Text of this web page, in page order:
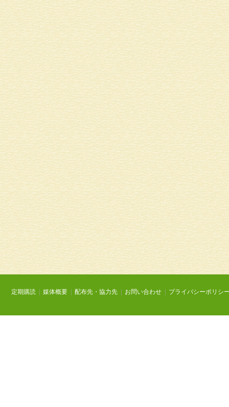
定期購読 媒体概要 配布先・協力先 お問い合わせ プライバシーポリシ